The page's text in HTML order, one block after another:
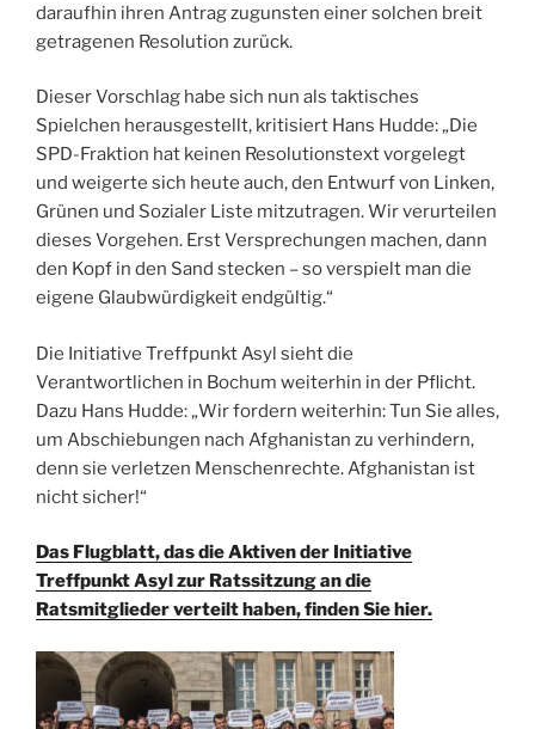
daraufhin ihren Antrag zugunsten einer solchen breit
getragenen Resolution zurück.
Dieser Vorschlag habe sich nun als taktisches
Spielchen herausgestellt, kritisiert Hans Hudde: „Die
SPD-Fraktion hat keinen Resolutionstext vorgelegt
und weigerte sich heute auch, den Entwurf von Linken,
Grünen und Sozialer Liste mitzutragen. Wir verurteilen
dieses Vorgehen. Erst Versprechungen machen, dann
den Kopf in den Sand stecken – so verspielt man die
eigene Glaubwürdigkeit endgültig.“
Die Initiative Treffpunkt Asyl sieht die
Verantwortlichen in Bochum weiterhin in der Pflicht.
Dazu Hans Hudde: „Wir fordern weiterhin: Tun Sie alles,
um Abschiebungen nach Afghanistan zu verhindern,
denn sie verletzen Menschenrechte. Afghanistan ist
nicht sicher!“
Das Flugblatt, das die Aktiven der Initiative
Treffpunkt Asyl zur Ratssitzung an die
Ratsmitglieder verteilt haben, finden Sie hier.